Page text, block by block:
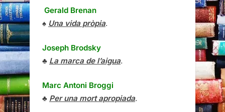
Gerald Brenan
♠ Una vida pròpia.
Joseph Brodsky
♣ La marca de l’aigua.
Marc Antoni Broggi
♣ Per una mort apropiada.